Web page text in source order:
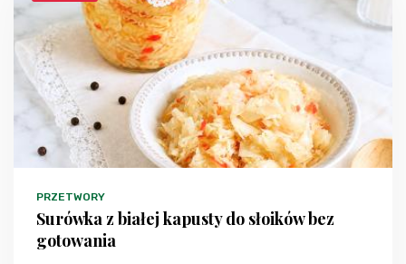
PRZETWORY
Surówka z białej kapusty do słoików bez
gotowania